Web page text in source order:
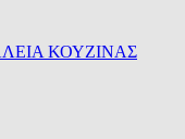
ΚΟΥΖΙΝΑΣ